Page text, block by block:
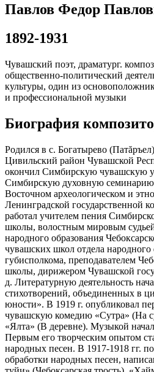
Павлов Федор
1892-1931
Чувашский поэт, драматург.
общественно-политический
культуры, один из
и профессиональной музыки
Биография
Родился в с. Богатырево
Цивильский район Чувашской
окончил Симбирскую чувашскую
Симбирскую духовную
Восточном археологическом и
Ленинградской государственной
работал учителем пения
школы, волостным мировым
народного образования
чувашских школ отдела народного
губисполкома, преподавателем
школы, дирижером Чувашской
д. Литературную деятельность
стихотворений, объединенных в
юности». В 1919 г. опубликовал
чувашскую комедию «Сутра» (На
«Ялта» (В деревне). Музыкой
Первым его творческим опытом
народных песен. В 1917-1918 гг.
обработки народных песен,